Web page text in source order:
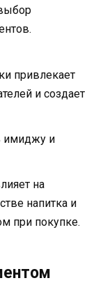
привлекает
и создает
имиджу и
на
напитка и
при покупке.